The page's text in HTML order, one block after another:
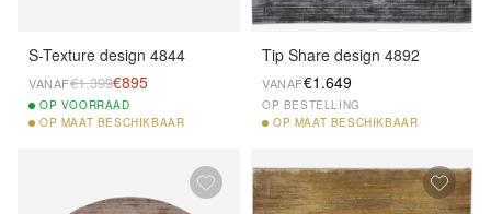
S-Texture design 4844
VANAF€1.399€895
OP VOORRAAD
OP MAAT BESCHIKBAAR
Tip Share design 4892
VANAF€1.649
OP BESTELLING
OP MAAT BESCHIKBAAR